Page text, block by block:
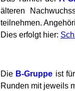
älteren
teilnehmen.
Dies erfolgt hier:
Die B-Gruppe ist
Runden mit jeweils